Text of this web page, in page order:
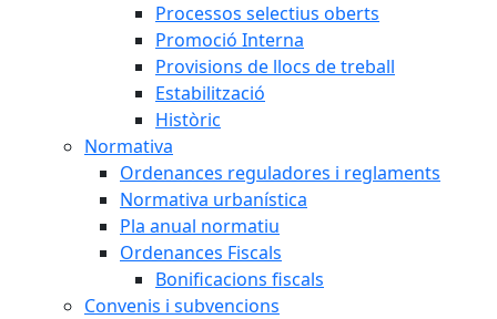
Processos selectius oberts
Promoció Interna
Provisions de llocs de treball
Estabilització
Històric
Normativa
Ordenances reguladores i reglaments
Normativa urbanística
Pla anual normatiu
Ordenances Fiscals
Bonificacions fiscals
Convenis i subvencions